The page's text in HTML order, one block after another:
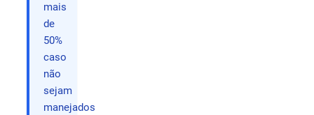
mais
de
50%
caso
não
sejam
manejados